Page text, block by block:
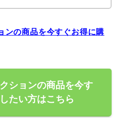
ンの商品を今すぐお得に購
ションの商品を今す
たい方はこちら